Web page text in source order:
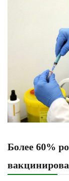
Более 60%